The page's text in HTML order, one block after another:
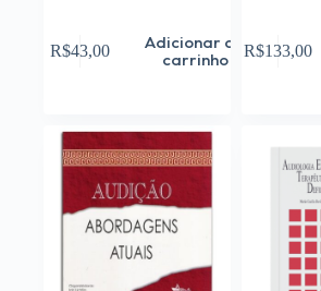
R$43,00
Adicionar ao
carrinho
R$133,00